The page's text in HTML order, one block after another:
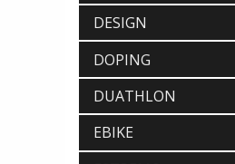
DESIGN
DOPING
DUATHLON
EBIKE